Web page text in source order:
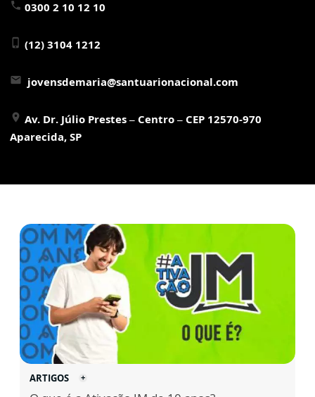
phone 0300 2 10 12 10
phone_iphone (12) 3104 1212
email jovensdemaria@santuarionacional.com
location_on Av. Dr. Júlio Prestes – Centro – CEP 12570-970
Aparecida, SP
ARTIGOS